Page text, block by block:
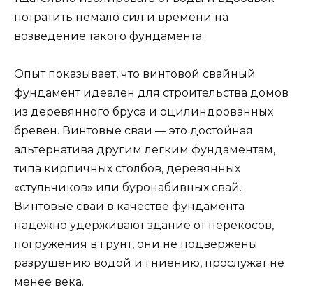
потратить немало сил и времени на
возведение такого фундамента.
Опыт показывает, что винтовой свайный
фундамент идеален для строительства домов
из деревянного бруса и оцилиндрованных
бревен. Винтовые сваи — это достойная
альтернатива другим легким фундаментам,
типа кирпичных столбов, деревянных
«стульчиков» или буронабивных свай.
Винтовые сваи в качестве фундамента
надежно удерживают здание от перекосов,
погружения в грунт, они не подвержены
разрушению водой и гниению, прослужат не
менее века.